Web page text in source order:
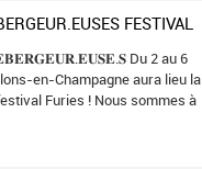
FESTIVAL
Du 2 au 6
en-Champagne aura lieu la
Furies ! Nous sommes à